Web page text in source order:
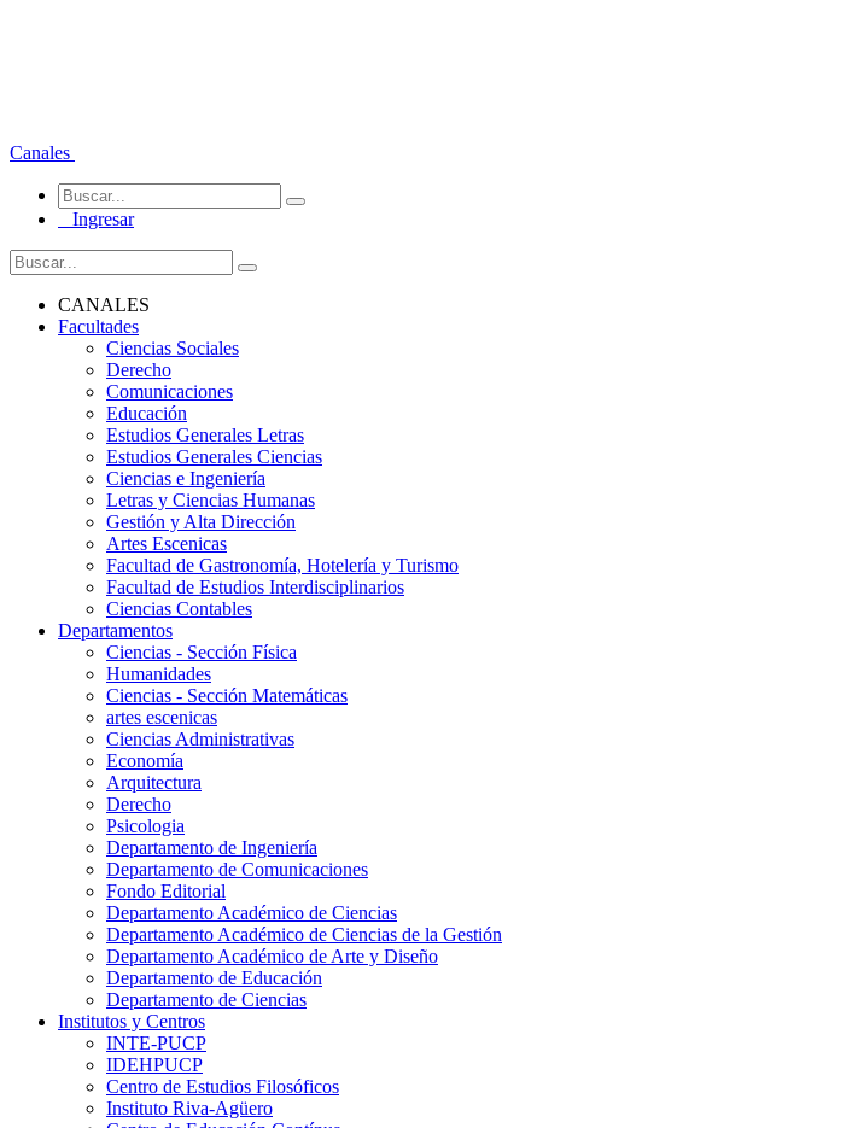
Canales
Ingresar
CANALES
Facultades
Ciencias Sociales
Derecho
Comunicaciones
Educación
Estudios Generales Letras
Estudios Generales Ciencias
Ciencias e Ingeniería
Letras y Ciencias Humanas
Gestión y Alta Dirección
Artes Escenicas
Facultad de Gastronomía, Hotelería y Turismo
Facultad de Estudios Interdisciplinarios
Ciencias Contables
Departamentos
Ciencias - Sección Física
Humanidades
Ciencias - Sección Matemáticas
artes escenicas
Ciencias Administrativas
Economía
Arquitectura
Derecho
Psicologia
Departamento de Ingeniería
Departamento de Comunicaciones
Fondo Editorial
Departamento Académico de Ciencias
Departamento Académico de Ciencias de la Gestión
Departamento Académico de Arte y Diseño
Departamento de Educación
Departamento de Ciencias
Institutos y Centros
INTE-PUCP
IDEHPUCP
Centro de Estudios Filosóficos
Instituto Riva-Agüero